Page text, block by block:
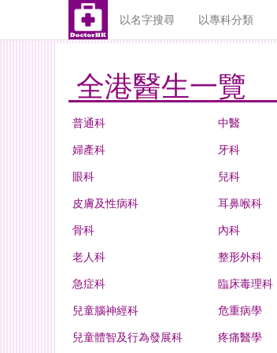
以名字搜尋 以專科分類
全港醫生一覽
普通科 中醫
婦產科 牙科
眼科 兒科
皮膚及性病科 耳鼻喉科
骨科 內科
老人科 整形外科
急症科 臨床毒理科
兒童腦神經科 危重病學
兒童體智及行為發展科 疼痛醫學